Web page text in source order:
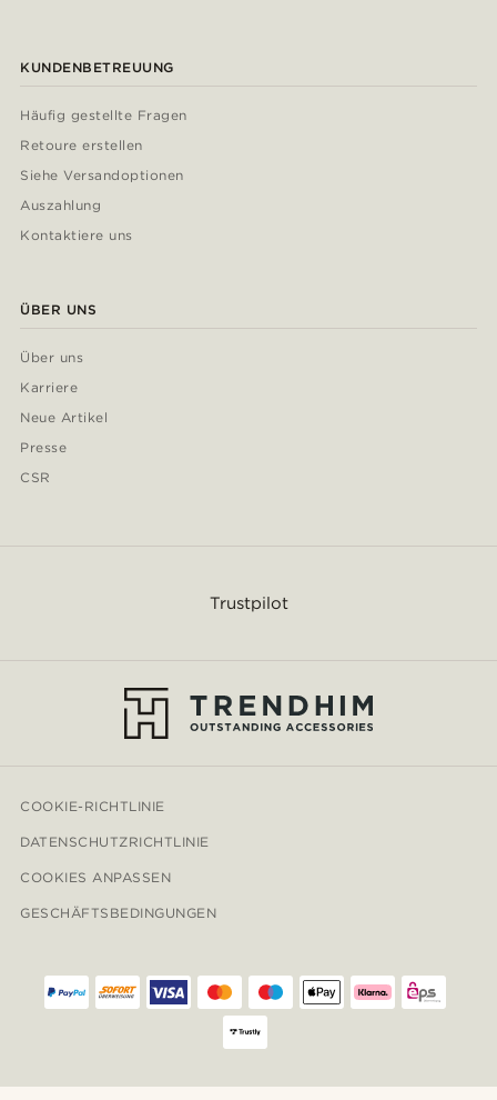
KUNDENBETREUUNG
Häufig gestellte Fragen
Retoure erstellen
Siehe Versandoptionen
Auszahlung
Kontaktiere uns
ÜBER UNS
Über uns
Karriere
Neue Artikel
Presse
CSR
Trustpilot
COOKIE-RICHTLINIE
DATENSCHUTZRICHTLINIE
COOKIES ANPASSEN
GESCHÄFTSBEDINGUNGEN